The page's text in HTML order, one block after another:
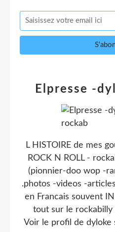
Elpresse -
L HISTOIRE de mes
ROCK N ROLL -
(pionnier-doo wop -
.photos -videos -
en Francais souvent
tout sur le
Voir le profil de dyloke